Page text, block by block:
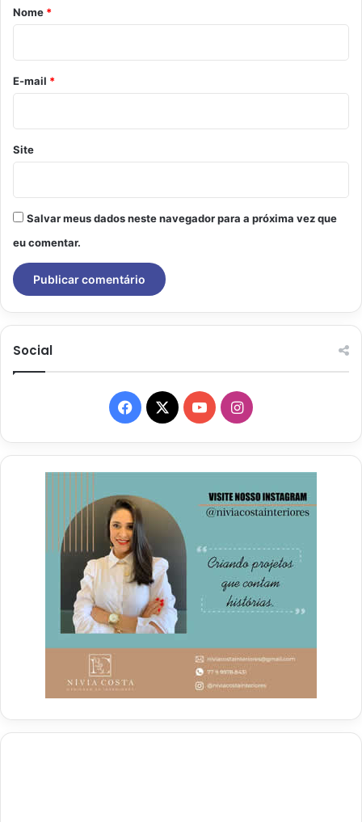
r
o
*
Nome *
E-mail *
Site
Salvar meus dados neste navegador para a próxima vez que
eu comentar.
Social
Facebook
X YouTubeInstagram